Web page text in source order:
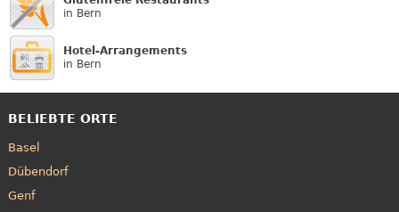
in Bern
Hotel-Arrangements
in Bern
BELIEBTE ORTE
Basel
Dübendorf
Genf